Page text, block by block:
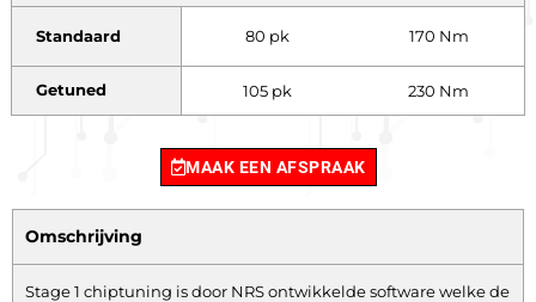
Standaard 80 pk 170 Nm
Getuned 105 pk 230 Nm
MAAK EEN AFSPRAAK
Omschrijving
Stage 1 chiptuning is door NRS ontwikkelde software welke de